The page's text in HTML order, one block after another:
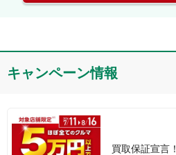
キャンペーン情報
買取保証宣言！